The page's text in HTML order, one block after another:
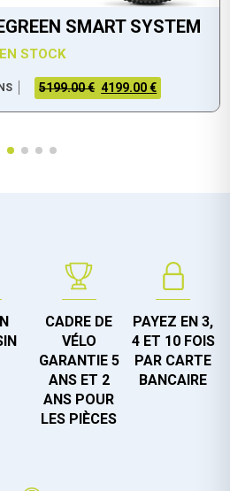
SMART SYSTEM
EN STOCK
5199.00 € 4199.00 €
CADRE DE
VÉLO
GARANTIE 5
ANS ET 2
ANS POUR
LES PIÈCES
PAYEZ EN 3,
4 ET 10 FOIS
PAR CARTE
BANCAIRE